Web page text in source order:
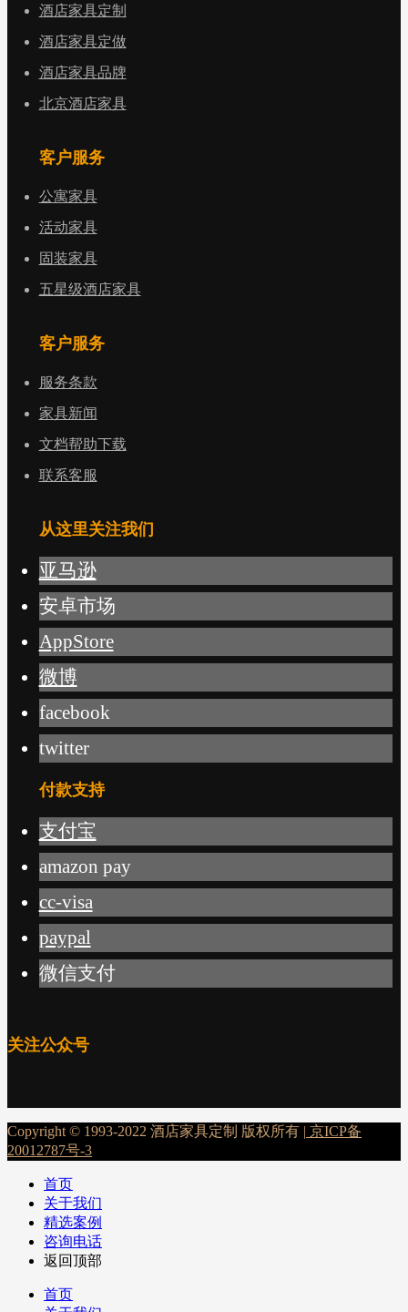
酒店家具定制
酒店家具定做
酒店家具品牌
北京酒店家具
客户服务
公寓家具
活动家具
固装家具
五星级酒店家具
客户服务
服务条款
家具新闻
文档帮助下载
联系客服
从这里关注我们
亚马逊
安卓市场
AppStore
微博
facebook
twitter
付款支持
支付宝
amazon pay
cc-visa
paypal
微信支付
关注公众号
Copyright © 1993-2022 酒店家具定制 版权所有 | 京ICP备
20012787号-3
首页
关于我们
精选案例
咨询电话
返回顶部
首页